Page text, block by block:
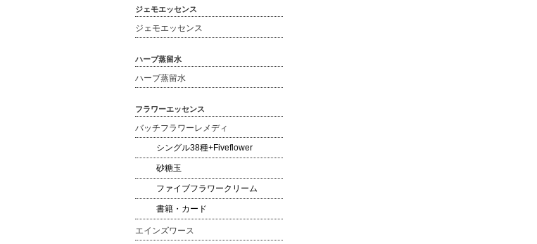
ジェモエッセンス
ジェモエッセンス
ハーブ蒸留水
ハーブ蒸留水
フラワーエッセンス
バッチフラワーレメディ
シングル38種+Fiveflower
砂糖玉
ファイブフラワークリーム
書籍・カード
エインズワース